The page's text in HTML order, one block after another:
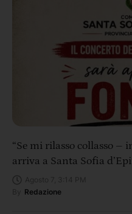
“Se mi rilasso collasso –
arriva a Santa Sofia
Redazione